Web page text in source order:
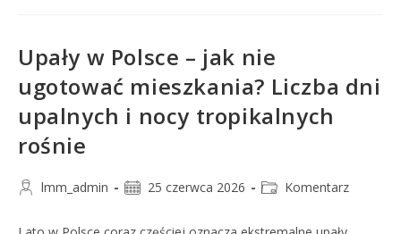
Upały w Polsce – jak nie
ugotować mieszkania? Liczba dni
upalnych i nocy tropikalnych
rośnie
lmm_admin 25 czerwca 2026 Komentarz